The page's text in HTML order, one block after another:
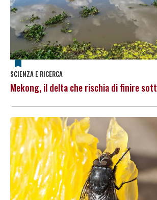
SCIENZA E RICERCA
Mekong, il delta che rischia di finire